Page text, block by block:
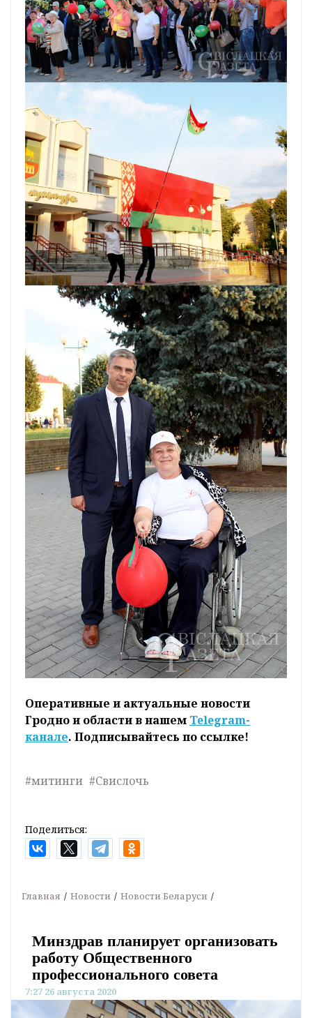
Оперативные и актуальные новости
Гродно и области в нашем Telegram-
канале. Подписывайтесь по ссылке!
#митинги #Свислочь
Поделиться:
Главная Новости Новости Беларуси
Минздрав планирует организовать
работу Общественного
профессионального совета
7:27 26 августа 2020